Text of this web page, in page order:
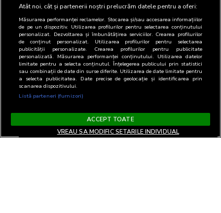
Atât noi, cât și partenerii noștri prelucrăm datele pentru a oferi:
Măsurarea performanței reclamelor. Stocarea și/sau accesarea informațiilor
de pe un dispozitiv. Utilizarea profilurilor pentru selectarea conținutului
personalizat. Dezvoltarea și îmbunătățirea serviciilor. Crearea profilurilor
de conținut personalizat. Utilizarea profilurilor pentru selectarea
publicității personalizate. Crearea profilurilor pentru publicitate
personalizată. Măsurarea performanței conținutului. Utilizarea datelor
limitate pentru a selecta conținutul. Înțelegerea publicului prin statistici
sau combinații de date din surse diferite. Utilizarea de date limitate pentru
a selecta publicitatea. Date precise de geolocație și identificarea prin
scanarea dispozitivului.
Listă parteneri (furnizori)
ACCEPT TOATE
VREAU SA MODIFIC SETARILE INDIVIDUAL